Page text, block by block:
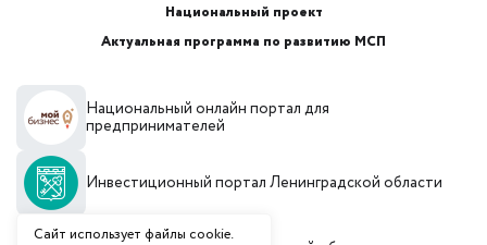
Национальный проект
Актуальная программа по развитию МСП
Национальный онлайн портал для
предпринимателей
Инвестиционный портал Ленинградской области
Сайт использует файлы cookie.
Email или телефон — на выбор
Я согласен собработкой персональных данных и
Согласен(а) получать от Фонд «Фонд поддержки